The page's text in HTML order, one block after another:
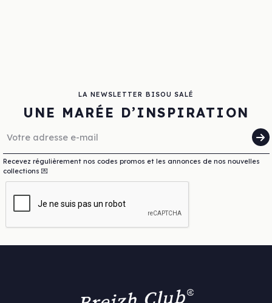
LA NEWSLETTER BISOU SALÉ
UNE MARÉE D’INSPIRATION
Recevez régulièrement nos codes promos et les annonces de nos nouvelles
collections 💌